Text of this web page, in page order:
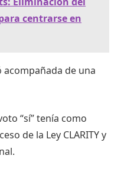
centrarse en
de una
“sí” tenía como
de la Ley CLARITY y